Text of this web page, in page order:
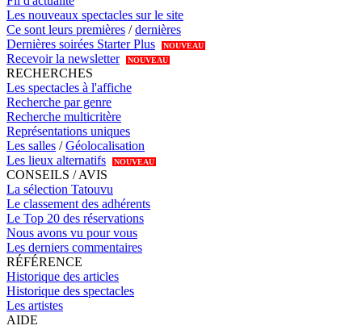
Les nouveaux spectacles sur le site
Ce sont leurs premières /dernières
Dernières soirées Starter Plus
NOUVEAU
Recevoir la newsletter NOUVEAU
RECHERCHES
Les spectacles à l'affiche
Recherche par genre
Recherche multicritère
Représentations uniques
Les salles /Géolocalisation
Les lieux alternatifs
NOUVEAU
CONSEILS / AVIS
La sélection Tatouvu
Le classement des adhérents
Le Top 20 des réservations
Nous avons vu pour vous
Les derniers commentaires
RÉFÉRENCE
Historique des articles
Historique des spectacles
Les artistes
AIDE